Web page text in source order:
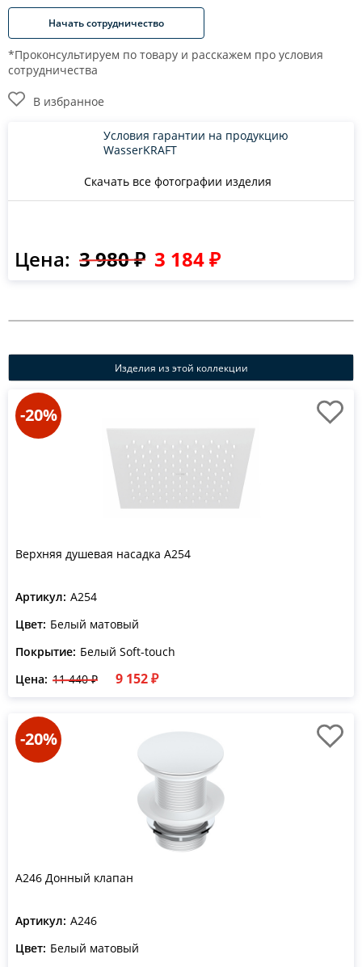
Начать сотрудничество
*Проконсультируем по товару и расскажем про условия
сотрудничества
В избранное
Скачать все фотографии изделия
Условия гарантии на продукцию
WasserKRAFT
Цена: 3 980 ₽ 3 184 ₽
Изделия из этой коллекции
-20%
Верхняя душевая насадка A254
Артикул: A254
Цвет: Белый матовый
Покрытие: Белый Soft-touch
Цена: 11 440 ₽ 9 152 ₽
-20%
A246 Донный клапан
Артикул: A246
Цвет: Белый матовый